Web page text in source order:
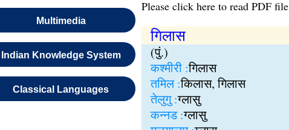
Multimedia
Indian Knowledge System
Classical Languages
Please click here to read PDF file
गिलास
(पुं.)
कश्मीरी :गिलास
तमिल :किलास, गिलास
तेलुगु :ग्लासु
कन्नड :ग्लासु